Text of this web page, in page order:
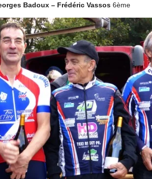
Badoux – Frédéric Vassos 6ème